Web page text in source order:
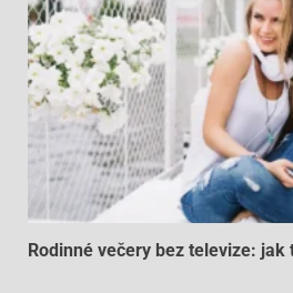
Rodinné večery bez televize: jak